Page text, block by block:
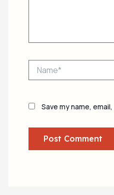
Save my name,